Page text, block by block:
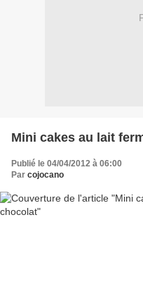
Mini cakes au lait
Publié le 04/04/2012 à 06:00
Par cojocano